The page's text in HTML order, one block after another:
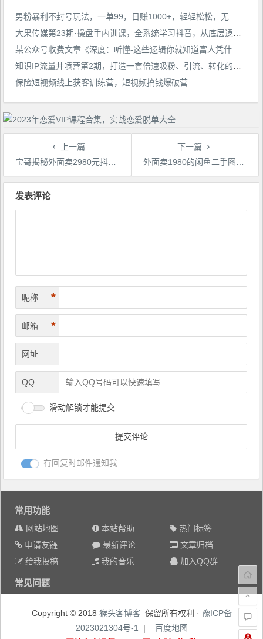
保险短视频线上获客训练营，短视频搞钱爆破营
上一篇
宝哥揭秘外面卖2980元抖音影视剪辑号教程
下一篇
外面卖1980的闲鱼二手图书搬运项目，小白必备直接搬运，轻松月入1w+【揭秘】
文
发表评论
昵称 *
邮箱 *
网址
QQ
滑动解锁才能提交
有回复时邮件通知我
常用功能
网站地图 本站帮助
热门标签
申请友链
最新评论
文章归档
给我投稿
我的音乐 加入QQ群
常见问题
Copyright © 2018 猴头客博客保留所有权利 · 豫ICP备
2023021304号-1
|
百度地图